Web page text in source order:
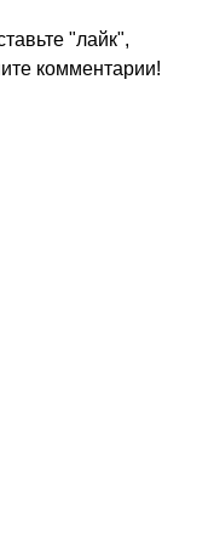
"лайк",
комментарии!